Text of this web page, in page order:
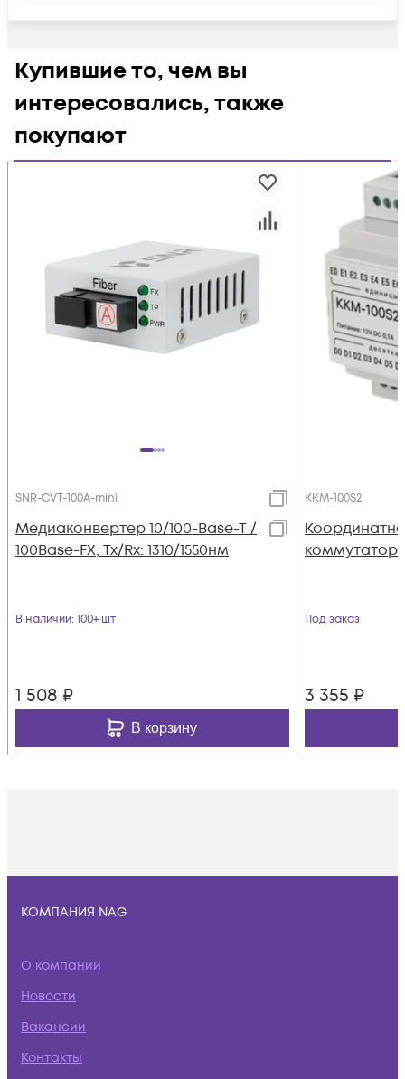
Купившие то, чем вы
интересовались, также
покупают
SNR-CVT-100A-mini
Медиаконвертер 10/100-Base-T /
100Base-FX, Tx/Rx: 1310/1550нм
В наличии: 100+ шт
1 508 ₽
В корзину
KKM-100S2
коммутатор
Под заказ
3 355 ₽
КОМПАНИЯ NAG
О компании
Новости
Вакансии
Контакты